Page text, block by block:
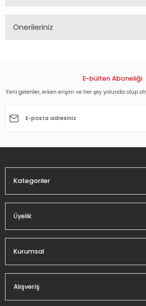
Önerileriniz
Görüş ve önerileriniz için teşekkür ederiz.
Ürün açıklamasında eksik bilgiler
Ürün fiyatı diğer sitelerden daha pahalı.
E-bülten Aboneliği
Yeni gelenler, erken erişim ve her şey yolunda olup
Kategoriler
Üyelik
Kurumsal
Alışveriş